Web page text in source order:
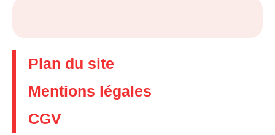
Plan du site
Mentions légales
CGV